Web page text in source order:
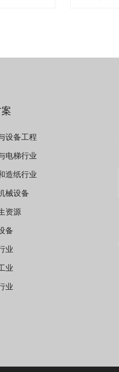
设备工程
电梯行业
造纸行业
械设备
资源
备
业
业
业